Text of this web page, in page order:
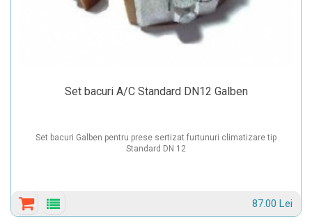
Set bacuri A/C Standard DN12 Galben
Set bacuri Galben pentru prese sertizat furtunuri climatizare tip
Standard DN 12
87.00 Lei